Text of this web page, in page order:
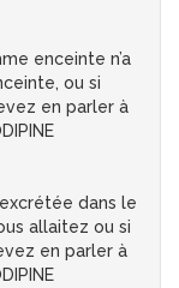
enceinte n’a
ou si
en parler à
dans le
allaitez ou si
en parler à